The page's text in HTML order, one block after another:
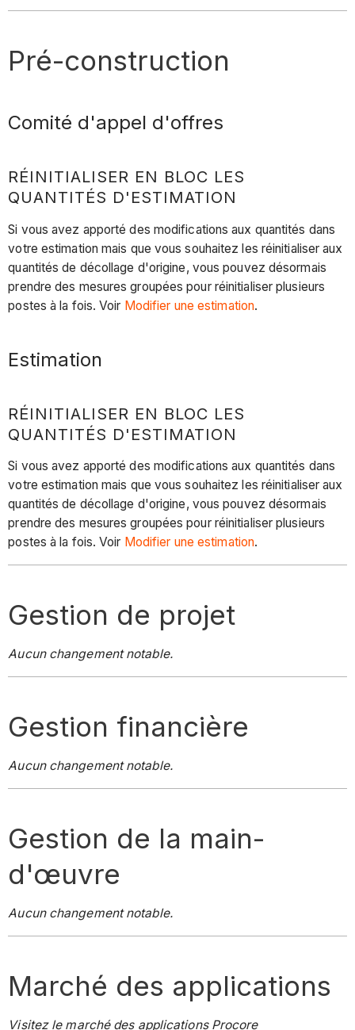
Pré-construction
Comité d'appel d'offres
RÉINITIALISER EN BLOC LES
QUANTITÉS D'ESTIMATION
Si vous avez apporté des modifications aux quantités dans
votre estimation mais que vous souhaitez les réinitialiser aux
quantités de décollage d'origine, vous pouvez désormais
prendre des mesures groupées pour réinitialiser plusieurs
postes à la fois. Voir Modifier une estimation.
Estimation
RÉINITIALISER EN BLOC LES
QUANTITÉS D'ESTIMATION
Si vous avez apporté des modifications aux quantités dans
votre estimation mais que vous souhaitez les réinitialiser aux
quantités de décollage d'origine, vous pouvez désormais
prendre des mesures groupées pour réinitialiser plusieurs
postes à la fois. Voir Modifier une estimation.
Gestion de projet
Aucun changement notable.
Gestion financière
Aucun changement notable.
Gestion de la main-
d'œuvre
Aucun changement notable.
Marché des applications
Visitez le marché des applications Procore